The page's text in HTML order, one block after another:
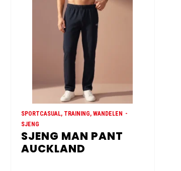
SPORTCASUAL, TRAINING, WANDELEN
SJENG
SJENG MAN PANT
AUCKLAND